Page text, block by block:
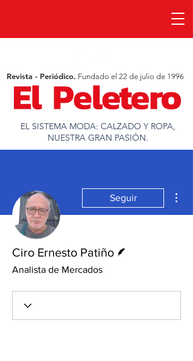
EL SISTEMA MODA: CALZADO Y ROPA,
NUESTRA GRAN PASIÓN.
Revista - Periódico. Fundado el 22 de julio de 1996
Seguir
Ciro Ernesto Patiño
Analista de Mercados